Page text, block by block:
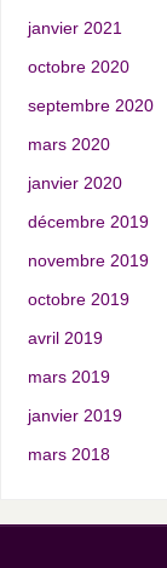
janvier 2021
octobre 2020
septembre 2020
mars 2020
janvier 2020
décembre 2019
novembre 2019
octobre 2019
avril 2019
mars 2019
janvier 2019
mars 2018